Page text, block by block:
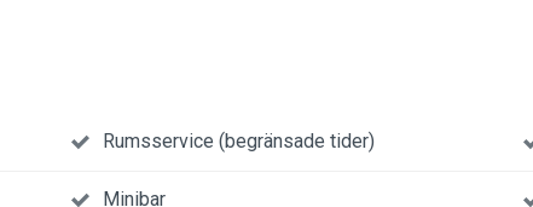
Rumsservice (begränsade tider)
Minibar